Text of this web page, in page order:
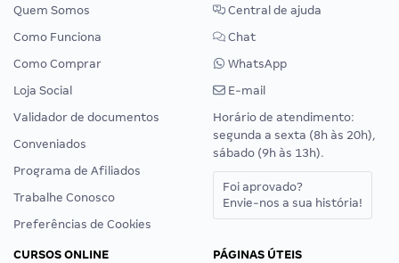
Quem Somos
Como Funciona
Como Comprar
Loja Social
Validador de documentos
Conveniados
Programa de Afiliados
Trabalhe Conosco
Preferências de Cookies
Central de ajuda
Chat
WhatsApp
E-mail
Horário de atendimento:
segunda a sexta (8h às 20h),
sábado (9h às 13h).
Foi aprovado?
Envie-nos a sua história!
CURSOS ONLINE
PÁGINAS ÚTEIS